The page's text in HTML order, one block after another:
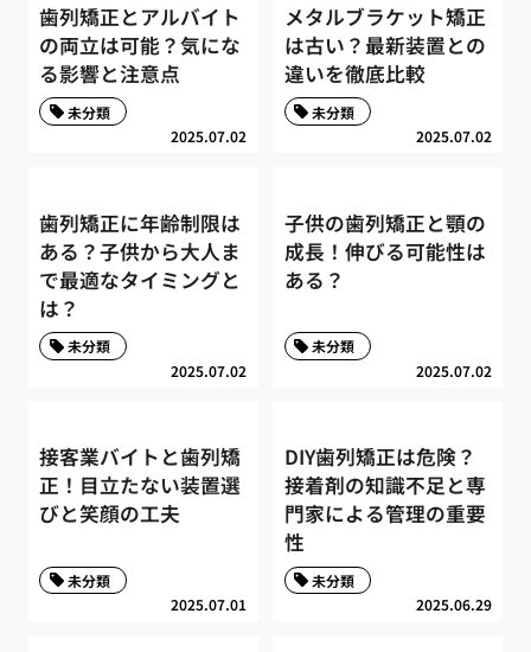
歯列矯正とアルバイト
の両立は可能？気にな
る影響と注意点
2025.07.02
未分類
メタルブラケット矯正
は古い？最新装置との
違いを徹底比較
2025.07.02
未分類
歯列矯正に年齢制限は
ある？子供から大人ま
で最適なタイミングと
は？
2025.07.02
未分類
子供の歯列矯正と顎の
成長！伸びる可能性は
ある？
2025.07.02
未分類
接客業バイトと歯列矯
正！目立たない装置選
びと笑顔の工夫
2025.07.01
未分類
DIY歯列矯正は危険？
接着剤の知識不足と専
門家による管理の重要
性
2025.06.29
未分類